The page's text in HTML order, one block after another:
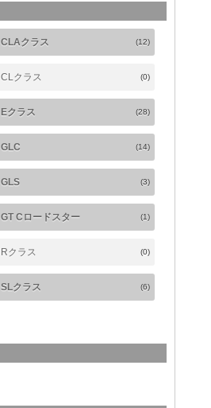
CLAクラス (12)
CLクラス (0)
Eクラス (28)
GLC (14)
GLS (3)
GT Cロードスター (1)
Rクラス (0)
SLクラス (6)